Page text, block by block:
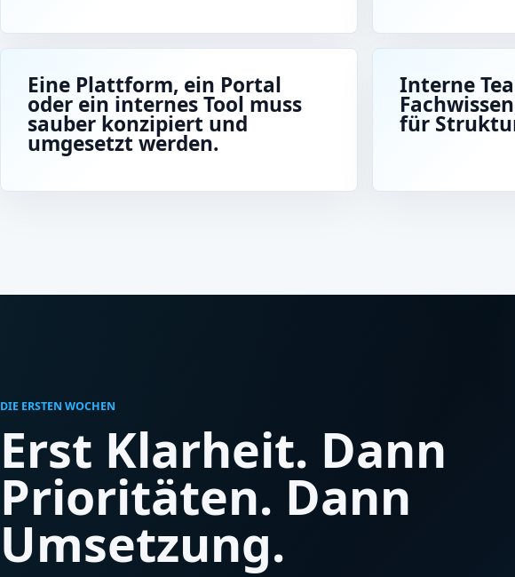
Eine Plattform, ein Portal
oder ein internes Tool muss
sauber konzipiert und
umgesetzt werden.
Interne
für
DIE ERSTEN WOCHEN
Erst Klarheit. Dann
Prioritäten. Dann
Umsetzung.